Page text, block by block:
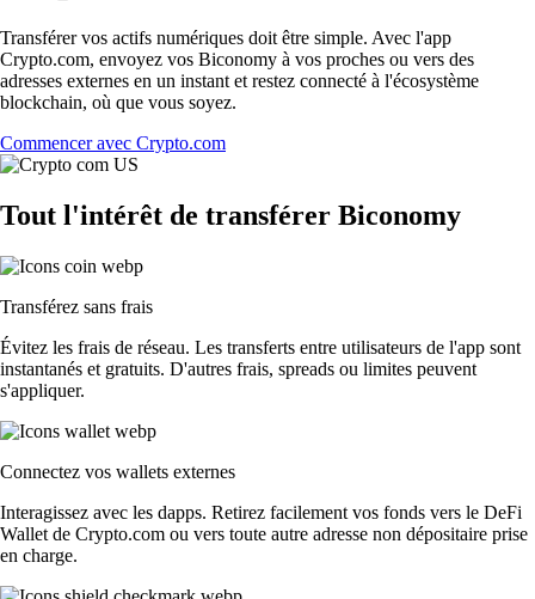
Transférer vos actifs numériques doit être simple. Avec l'app
Crypto.com, envoyez vos Biconomy à vos proches ou vers des
adresses externes en un instant et restez connecté à l'écosystème
blockchain, où que vous soyez.
Commencer avec Crypto.com
Tout l'intérêt de transférer Biconomy
Transférez sans frais
Évitez les frais de réseau. Les transferts entre utilisateurs de l'app sont
instantanés et gratuits. D'autres frais, spreads ou limites peuvent
s'appliquer.
Connectez vos wallets externes
Interagissez avec les dapps. Retirez facilement vos fonds vers le DeFi
Wallet de Crypto.com ou vers toute autre adresse non dépositaire prise
en charge.